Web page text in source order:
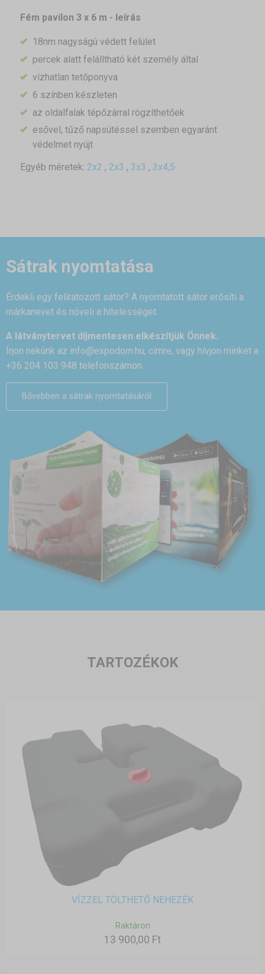
Fém pavilon 3 x 6 m - leírás
18nm nagyságú védett felület
percek alatt felálltható két személy által
vízhatlan tetőponyva
6 színben készleten
az oldalfalak tépőzárral rögzíthetőek
esővel, tűző napsütéssel szemben egyaránt
védelmet nyújt
Egyéb méretek: 2x2 , 2x3 , 3x3 , 3x4,5
Sátrak nyomtatása
Érdekli egy feliratozott sátor? A nyomtatott sátor erősíti a
márkanevet és növeli a hitelességet.
A látványtervet díjmentesen elkészítjük Önnek.
Írjon nekünk az info@expodom.hu, címre, vagy hívjon minket a
+36 204 103 948 telefonszámon
Bővebben a sátrak nyomtatásáról
TARTOZÉKOK
VÍZZEL TÖLTHETŐ NEHEZÉK
Raktáron
13 900,00 Ft